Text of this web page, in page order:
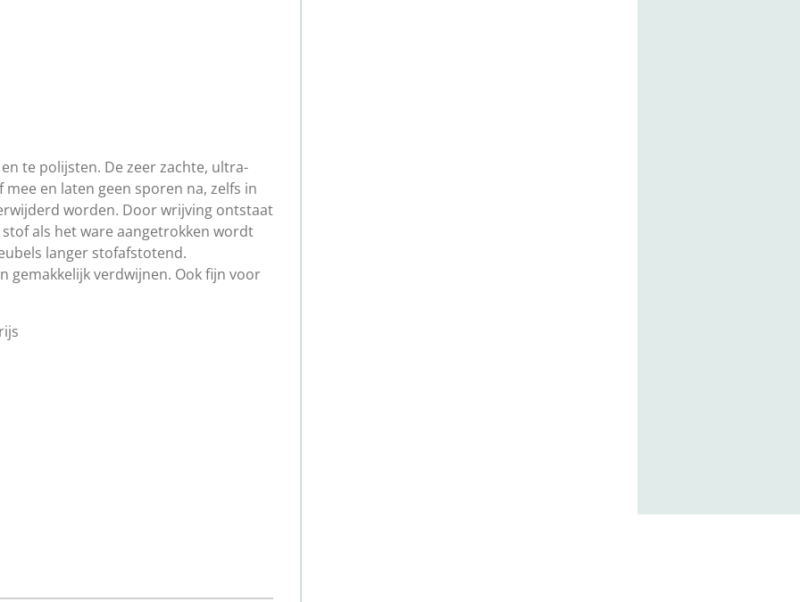
te polijsten. De zeer zachte, ultra-
en laten geen sporen na, zelfs in
worden. Door wrijving ontstaat
als het ware aangetrokken wordt
langer stofafstotend.
gemakkelijk verdwijnen. Ook fijn voor